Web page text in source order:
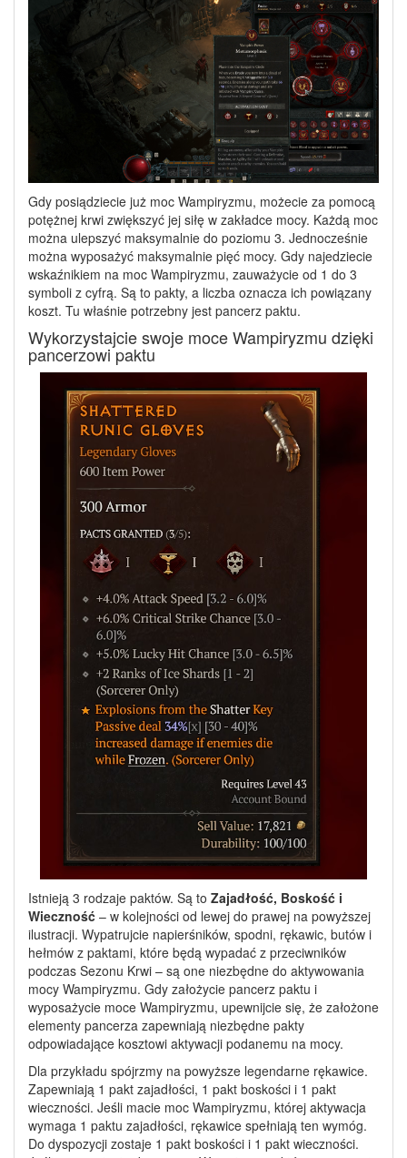
Gdy posiądziecie już moc Wampiryzmu, możecie za pomocą
potężnej krwi zwiększyć jej siłę w zakładce mocy. Każdą moc
można ulepszyć maksymalnie do poziomu 3. Jednocześnie
można wyposażyć maksymalnie pięć mocy. Gdy najedziecie
wskaźnikiem na moc Wampiryzmu, zauważycie od 1 do 3
symboli z cyfrą. Są to pakty, a liczba oznacza ich powiązany
koszt. Tu właśnie potrzebny jest pancerz paktu.
Wykorzystajcie swoje moce Wampiryzmu dzięki
pancerzowi paktu
Istnieją 3 rodzaje paktów. Są to Zajadłość, Boskość i
Wieczność – w kolejności od lewej do prawej na powyższej
ilustracji. Wypatrujcie napierśników, spodni, rękawic, butów i
hełmów z paktami, które będą wypadać z przeciwników
podczas Sezonu Krwi – są one niezbędne do aktywowania
mocy Wampiryzmu. Gdy założycie pancerz paktu i
wyposażycie moce Wampiryzmu, upewnijcie się, że założone
elementy pancerza zapewniają niezbędne pakty
odpowiadające kosztowi aktywacji podanemu na mocy.
Dla przykładu spójrzmy na powyższe legendarne rękawice.
Zapewniają 1 pakt zajadłości, 1 pakt boskości i 1 pakt
wieczności. Jeśli macie moc Wampiryzmu, której aktywacja
wymaga 1 paktu zajadłości, rękawice spełniają ten wymóg.
Do dyspozycji zostaje 1 pakt boskości i 1 pakt wieczności.